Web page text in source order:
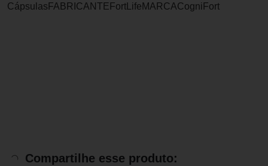
CápsulasFABRICANTEFortLifeMARCACogniFort
Compartilhe esse produto: